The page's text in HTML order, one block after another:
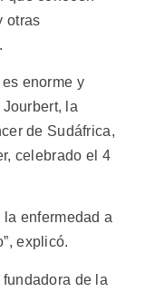
otras
enorme y
la
de Sudáfrica,
celebrado el 4
enfermedad a
explicó.
de la